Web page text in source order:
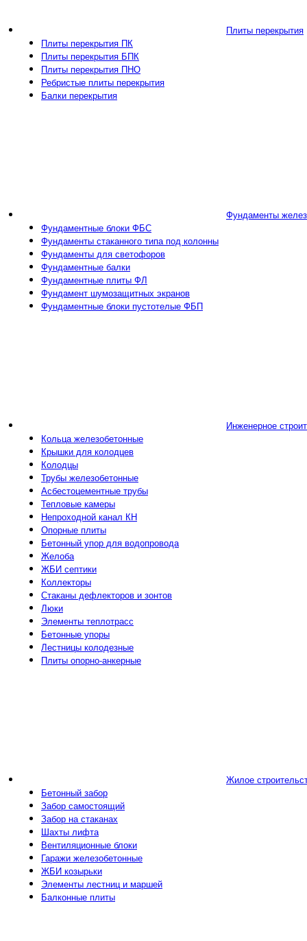
Плиты перекрытия
Плиты перекрытия ПК
Плиты перекрытия БПК
Плиты перекрытия ПНО
Ребристые плиты перекрытия
Балки перекрытия
Фундаменты
Фундаментные блоки ФБС
Фундаменты стаканного типа под колонны
Фундаменты для светофоров
Фундаментные балки
Фундаментные плиты ФЛ
Фундамент шумозащитных экранов
Фундаментные блоки пустотелые ФБП
Инженерное
Кольца железобетонные
Крышки для колодцев
Колодцы
Трубы железобетонные
Асбестоцементные трубы
Тепловые камеры
Непроходной канал КН
Опорные плиты
Бетонный упор для водопровода
Желоба
ЖБИ септики
Коллекторы
Стаканы дефлекторов и зонтов
Люки
Элементы теплотрасс
Бетонные упоры
Лестницы колодезные
Плиты опорно-анкерные
Жилое
Бетонный забор
Забор самостоящий
Забор на стаканах
Шахты лифта
Вентиляционные блоки
Гаражи железобетонные
ЖБИ козырьки
Элементы лестниц и маршей
Балконные плиты